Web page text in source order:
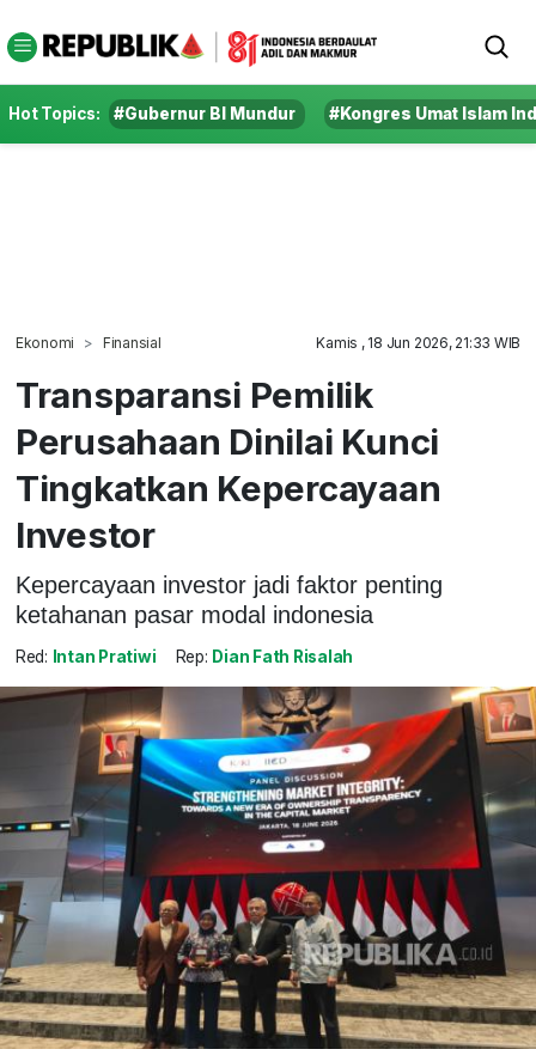
Hot Topics: #Gubernur BI Mundur #Kongres Umat Islam
Ekonomi Finansial Kamis , 18 Jun 2026, 21:33 WIB
Transparansi Pemilik
Perusahaan Dinilai Kunci
Tingkatkan Kepercayaan
Investor
Kepercayaan investor jadi faktor penting
ketahanan pasar modal indonesia
Red: Intan Pratiwi Rep: Dian Fath Risalah